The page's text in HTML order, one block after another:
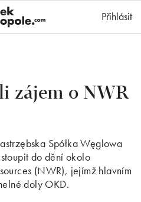
Přihlásit
zájem o NWR
Spółka Węglowa
do dění okolo
(NWR), jejímž hlavním
doly OKD.